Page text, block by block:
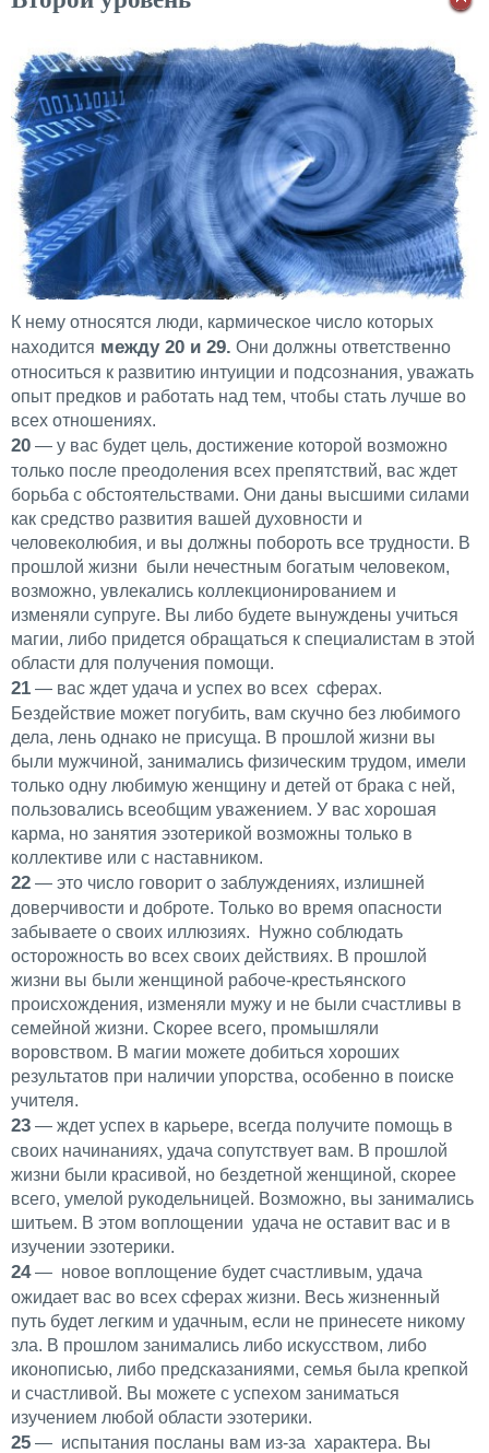
К нему относятся люди, кармическое число которых
находится между 20 и 29. Они должны ответственно
относиться к развитию интуиции и подсознания, уважать
опыт предков и работать над тем, чтобы стать лучше во
всех отношениях.
20 — у вас будет цель, достижение которой возможно
только после преодоления всех препятствий, вас ждет
борьба с обстоятельствами. Они даны высшими силами
как средство развития вашей духовности и
человеколюбия, и вы должны побороть все трудности. В
прошлой жизни были нечестным богатым человеком,
возможно, увлекались коллекционированием и
изменяли супруге. Вы либо будете вынуждены учиться
магии, либо придется обращаться к специалистам в этой
области для получения помощи.
21 — вас ждет удача и успех во всех сферах.
Бездействие может погубить, вам скучно без любимого
дела, лень однако не присуща. В прошлой жизни вы
были мужчиной, занимались физическим трудом, имели
только одну любимую женщину и детей от брака с ней,
пользовались всеобщим уважением. У вас хорошая
карма, но занятия эзотерикой возможны только в
коллективе или с наставником.
22 — это число говорит о заблуждениях, излишней
доверчивости и доброте. Только во время опасности
забываете о своих иллюзиях. Нужно соблюдать
осторожность во всех своих действиях. В прошлой
жизни вы были женщиной рабоче-крестьянского
происхождения, изменяли мужу и не были счастливы в
семейной жизни. Скорее всего, промышляли
воровством. В магии можете добиться хороших
результатов при наличии упорства, особенно в поиске
учителя.
23 — ждет успех в карьере, всегда получите помощь в
своих начинаниях, удача сопутствует вам. В прошлой
жизни были красивой, но бездетной женщиной, скорее
всего, умелой рукодельницей. Возможно, вы занимались
шитьем. В этом воплощении удача не оставит вас и в
изучении эзотерики.
24— новое воплощение будет счастливым, удача
ожидает вас во всех сферах жизни. Весь жизненный
путь будет легким и удачным, если не принесете никому
зла. В прошлом занимались либо искусством, либо
иконописью, либо предсказаниями, семья была крепкой
и счастливой. Вы можете с успехом заниматься
изучением любой области эзотерики.
25 — испытания посланы вам из-за характера. Вы